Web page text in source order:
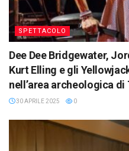
SPETTACOLO
Dee Dee Bridgewater,
Kurt Elling e gli
nell’area archeologica di
30 APRILE 2025 0